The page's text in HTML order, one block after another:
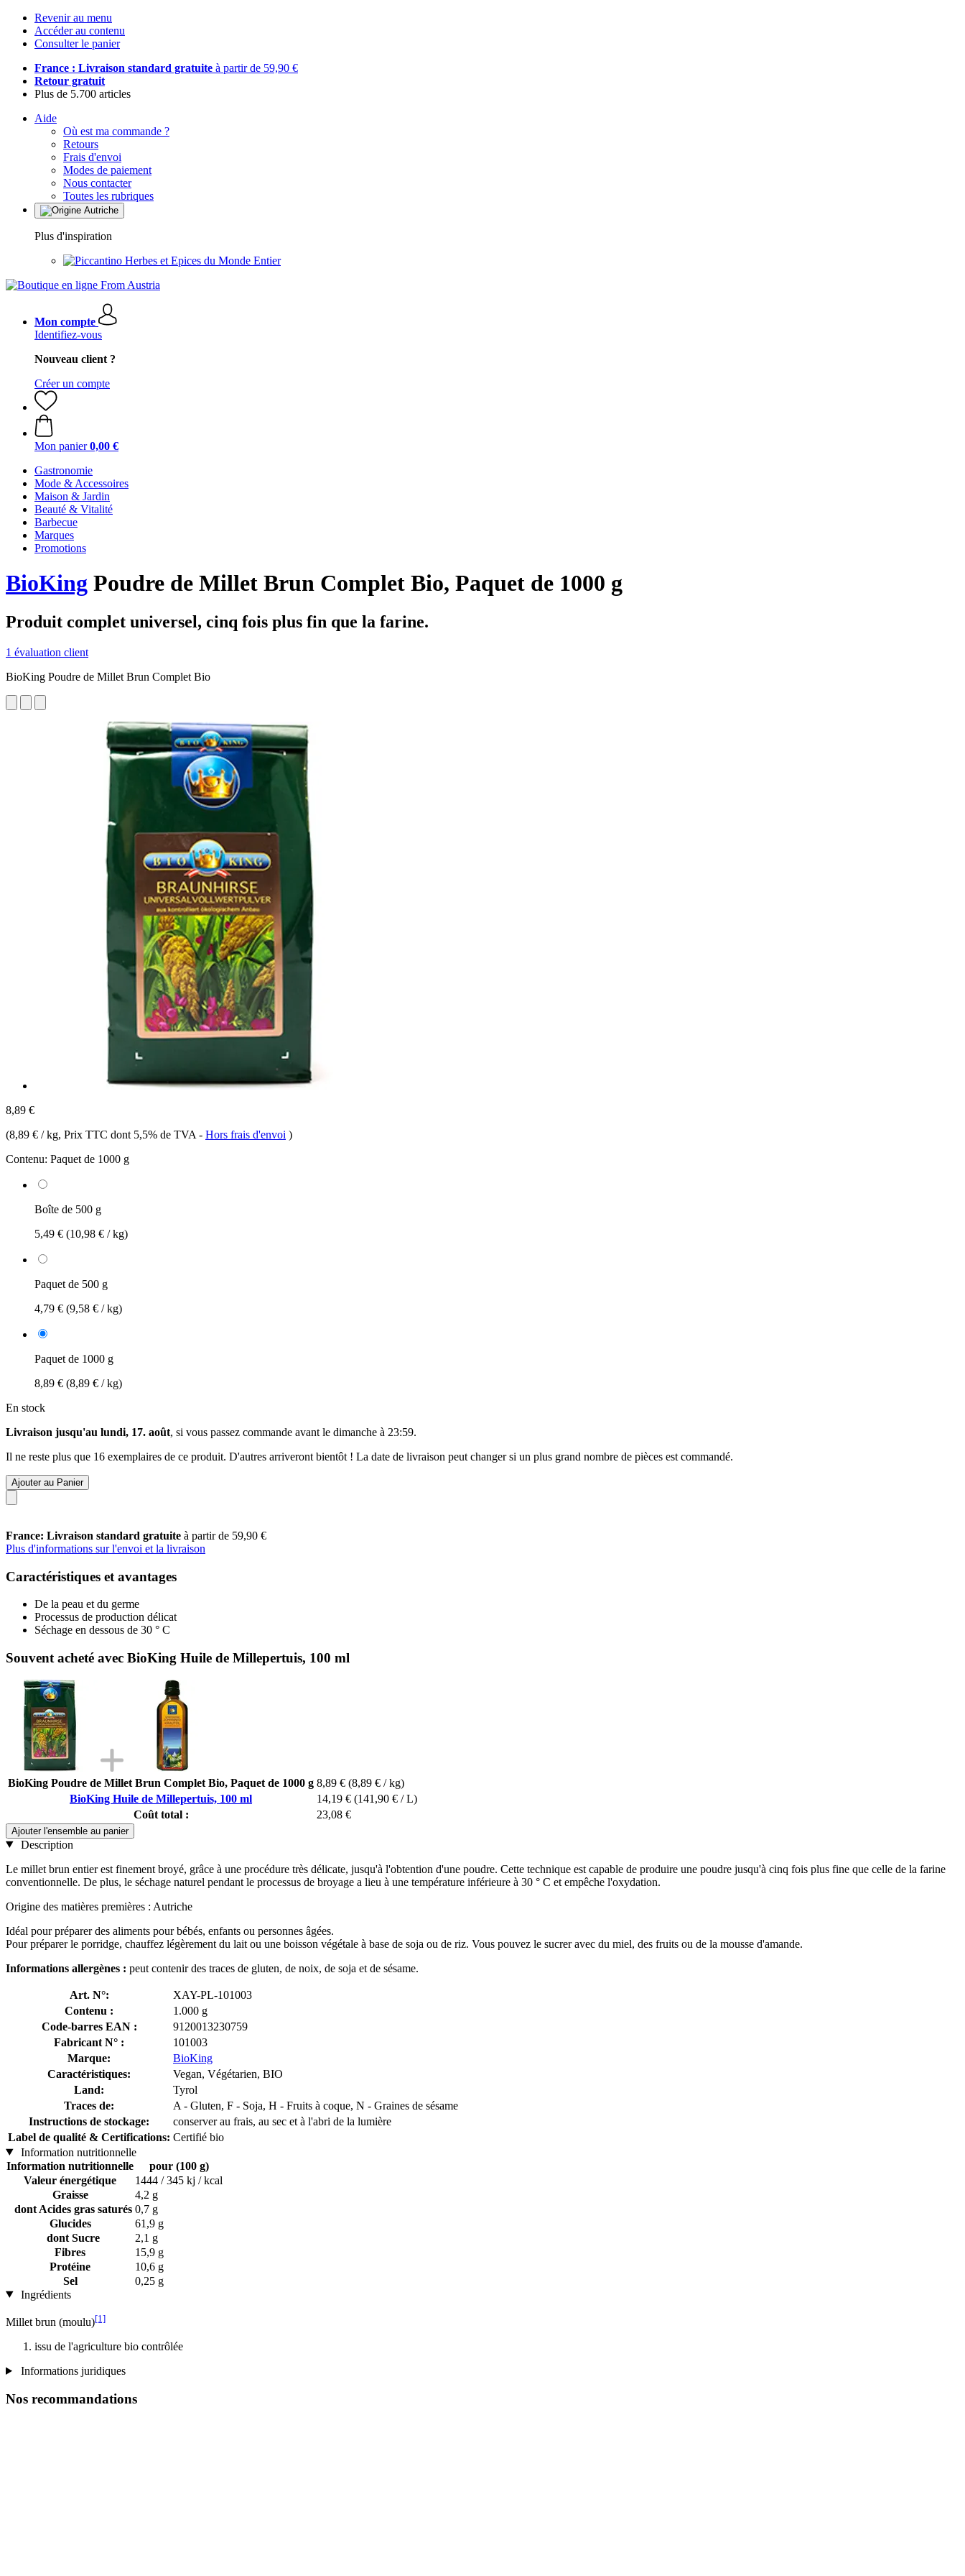
Revenir au menu
Accéder au contenu
Consulter le panier
France : Livraison standard gratuite à partir de 59,90 €
Retour gratuit
Plus de 5.700 articles
Aide
Où est ma commande ?
Retours
Frais d'envoi
Modes de paiement
Nous contacter
Toutes les rubriques
Plus d'inspiration
Herbes et Epices du Monde Entier
Mon compte
Identifiez-vous
Nouveau client ?
Créer un compte
Mon panier 0,00 €
Gastronomie
Mode & Accessoires
Maison & Jardin
Beauté & Vitalité
Barbecue
Marques
Promotions
BioKing Poudre de Millet Brun Complet Bio, Paquet de 1000 g
Produit complet universel, cinq fois plus fin que la farine.
1 évaluation client
BioKing Poudre de Millet Brun Complet Bio
8,89 €
(8,89 € / kg, Prix TTC dont 5,5% de TVA - Hors frais d'envoi )
Contenu: Paquet de 1000 g
Boîte de 500 g
5,49 € (10,98 € / kg)
Paquet de 500 g
4,79 € (9,58 € / kg)
Paquet de 1000 g
8,89 € (8,89 € / kg)
En stock
Livraison jusqu'au lundi, 17. août, si vous passez commande avant le dimanche à 23:59.
Il ne reste plus que 16 exemplaires de ce produit. D'autres arriveront bientôt ! La date de livraison peut changer si un plus grand nombre de pièces est commandé.
Ajouter au Panier
France: Livraison standard gratuite à partir de 59,90 €
Plus d'informations sur l'envoi et la livraison
Caractéristiques et avantages
De la peau et du germe
Processus de production délicat
Séchage en dessous de 30 ° C
Souvent acheté avec BioKing Huile de Millepertuis, 100 ml
BioKing Poudre de Millet Brun Complet Bio, Paquet de 1000 g 8,89 € (8,89 € / kg)
BioKing Huile de Millepertuis, 100 ml
14,19 € (141,90 € / L)
Coût total :
23,08 €
Ajouter l'ensemble au panier
Description
Le millet brun entier est finement broyé, grâce à une procédure très délicate, jusqu'à l'obtention d'une poudre. Cette technique est capable de produire une poudre jusqu'à cinq fois plus fine que celle de la farine
conventionnelle. De plus, le séchage naturel pendant le processus de broyage a lieu à une température inférieure à 30 ° C et empêche l'oxydation.
Origine des matières premières : Autriche
Idéal pour préparer des aliments pour bébés, enfants ou personnes âgées.
Pour préparer le porridge, chauffez légèrement du lait ou une boisson végétale à base de soja ou de riz. Vous pouvez le sucrer avec du miel, des fruits ou de la mousse d'amande.
Informations allergènes : peut contenir des traces de gluten, de noix, de soja et de sésame.
Art. N°:
XAY-PL-101003
Contenu :
1.000 g
Code-barres EAN :
9120013230759
Fabricant N° :
101003
Marque:
BioKing
Caractéristiques:
Vegan, Végétarien, BIO
Land:
Tyrol
Traces de:
A - Gluten, F - Soja, H - Fruits à coque, N - Graines de sésame
Instructions de stockage:
conserver au frais, au sec et à l'abri de la lumière
Label de qualité & Certifications: Certifié bio
Information nutritionnelle
Information nutritionnelle
pour (100 g)
Valeur énergétique
1444 / 345 kj / kcal
Graisse
4,2 g
dont Acides gras saturés 0,7 g
Glucides
61,9 g
dont Sucre
2,1 g
Fibres
15,9 g
Protéine
10,6 g
Sel
0,25 g
Ingrédients
Millet brun (moulu)[1]
issu de l'agriculture bio contrôlée
Informations juridiques
Nos recommandations